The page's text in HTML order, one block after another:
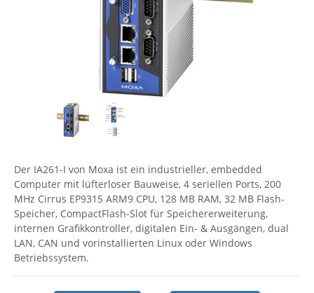
Energieverteilung
IP, WLAN & GSM Sensorik
IoT - Internet of Things
IPC, Industrielle Netzwerktechnik & WLAN
Industrielle Netzwerktechnik / Kommunikation
Industrielle Computer
Wi-Fi - WLAN - Wireless
IT Netzwerktechnik / Kommunikation
Serverräume
RMA / Rücksendung / Support
Contemporary Controls
Fokus Technologies
Gefen
Gude
Guntermann & Drunck
High Sec Labs
Der IA261-I von Moxa ist ein industrieller, embedded
Computer mit lüfterloser Bauweise, 4 seriellen Ports, 200
MHz Cirrus EP9315 ARM9 CPU, 128 MB RAM, 32 MB Flash-
Speicher, CompactFlash-Slot für Speichererweiterung,
internen Grafikkontroller, digitalen Ein- & Ausgängen, dual
LAN, CAN und vorinstallierten Linux oder Windows
Betriebssystem.